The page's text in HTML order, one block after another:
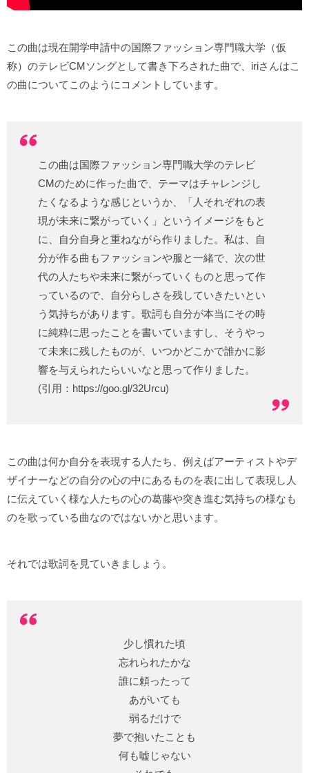
この曲は現在開学申請中の国際ファッション専門職大学（仮
称）のテレビCMソングとして書き下ろされた曲で、iriさんはこ
の曲についてこのようにコメントしています。
この曲は国際ファッション専門職大学のテレビ
CMのために作った曲で、テーマはチャレンジし
たくなるような感じというか、「人それぞれの表
現が未来に繋がっていく」というイメージをもと
に、自分自身と重ねながら作りました。私は、自
分が作る曲もファッションや服と一緒で、次の世
代の人たちや未来に繋がっていくものと思って作
っているので、自分らしさを残していきたいとい
う気持ちがあります。歌詞も自分が本当にその時
に純粋に思ったことを書いていますし、そうやっ
て未来に残したものが、いつかどこかで誰かに影
響を与えられたらいいなと思って作りました。
(引用：https://goo.gl/32Urcu)
この曲は何か自分を表現する人たち、例えばアーティストやデ
ザイナーなどの自分の心の中にあるものを表に出して表現し人
に伝えていく様な人たちの心の葛藤や突き進む気持ちの様なも
のを歌っている曲なのではないかと思います。
それでは歌詞を見ていきましょう。
少し慣れた頃
忘れられたかな
誰に頼ったって
あがいても
弱るだけで
夢で抱いたことも
何も嘘じゃない